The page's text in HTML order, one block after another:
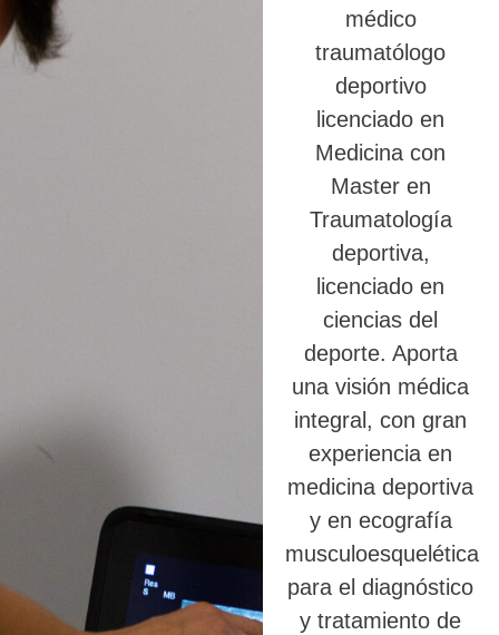
médico
traumatólogo
deportivo
licenciado en
Medicina con
Master en
Traumatología
deportiva,
licenciado en
ciencias del
deporte. Aporta
una visión médica
integral, con gran
experiencia en
medicina deportiva
y en ecografía
musculoesquelética
para el diagnóstico
y tratamiento de